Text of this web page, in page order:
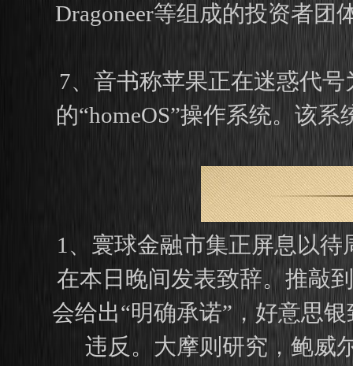
Dragoneer等组成的投资者团
7、音书称苹果正在迷惑代
的“homeOS”操作系统。该
1、寰球金融市集正屏息以
在本日晚间发表致辞。推敲
会给出“明确承诺”，好意思
违反。大摩则研究，鲍威